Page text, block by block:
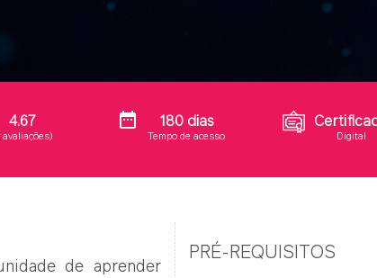
4.67
avaliações)
date_range 180 dias
Tempo de acesso Digital
de aprender
PRÉ-REQUISITOS